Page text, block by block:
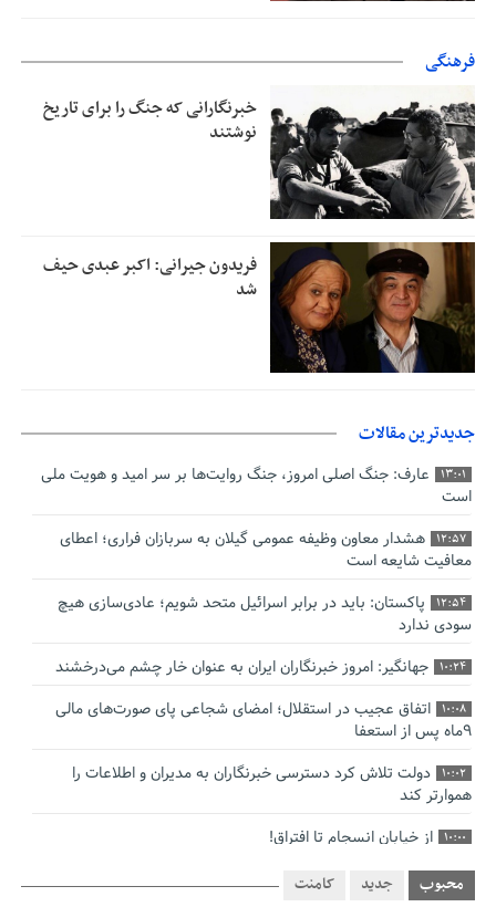
فرهنگی
خبرنگارانی که جنگ را برای تاریخ
نوشتند
فریدون جیرانی: اکبر عبدی حیف
شد
جدیدترین مقالات
13:01
عارف: جنگ اصلی امروز، جنگ روایت‌ها بر سر امید و هویت ملی
است
12:57
هشدار معاون وظیفه عمومی گیلان به سربازان فراری؛ اعطای
معافیت شایعه است
12:54
پاکستان: باید در برابر اسرائیل متحد شویم؛ عادی‌سازی هیچ
سودی ندارد
10:24 جهانگیر: امروز خبرنگاران ایران به عنوان خار چشم می‌درخشند
10:08
اتفاق عجیب در استقلال؛ امضای شجاعی پای صورت‌های مالی
٩ماه پس از استعفا
10:02
دولت تلاش کرد دسترسی خبرنگاران به مدیران و اطلاعات را
هموارتر کند
10:00 از خیابان انسجام تا افتراق!
9:48
چالش نظارت بر درمانگران اینستاگرامی/ نسخه وزارت بهداشت
برای جلوگیری از فعالیت پزشک‌نماها
محبوب جدید کامنت